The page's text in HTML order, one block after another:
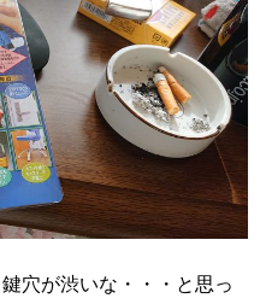
穴が渋いな・・・と思っ